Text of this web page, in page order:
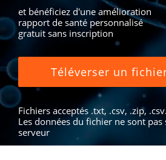
et bénéficiez d'une amélioration
rapport de santé personnalisé
gratuit sans inscription
Téléverser un
Fichiers acceptés .txt, .csv, .zip,
Les données du fichier ne sont pas
serveur